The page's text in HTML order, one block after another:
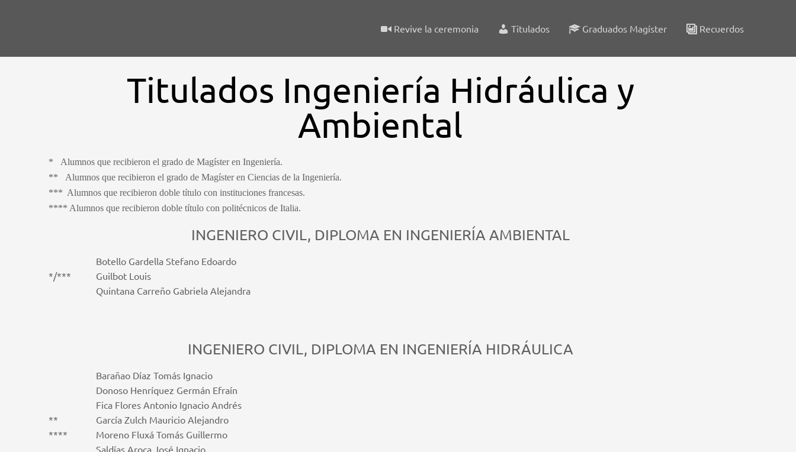
Revive la ceremonia Titulados Graduados Magíster Recuerdos
Titulados Ingeniería Hidráulica y
Ambiental
* Alumnos que recibieron el grado de Magíster en Ingeniería.
** Alumnos que recibieron el grado de Magíster en Ciencias de la Ingeniería.
*** Alumnos que recibieron doble título con instituciones francesas.
**** Alumnos que recibieron doble título con politécnicos de Italia.
INGENIERO CIVIL, DIPLOMA EN INGENIERÍA AMBIENTAL
*/***
Botello Gardella Stefano Edoardo
Guilbot Louis
Quintana Carreño Gabriela Alejandra
INGENIERO CIVIL, DIPLOMA EN INGENIERÍA HIDRÁULICA
**
****
Barañao Díaz Tomás Ignacio
Donoso Henríquez Germán Efraín
Fica Flores Antonio Ignacio Andrés
García Zulch Mauricio Alejandro
Moreno Fluxá Tomás Guillermo
Saldías Aroca José Ignacio